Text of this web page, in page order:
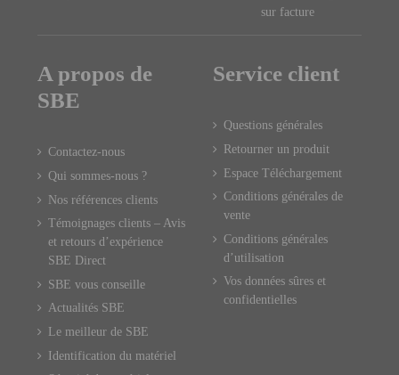
sur facture
A propos de
SBE
Contactez-nous
Qui sommes-nous ?
Nos références clients
Témoignages clients – Avis
et retours d’expérience
SBE Direct
SBE vous conseille
Actualités SBE
Le meilleur de SBE
Identification du matériel
Service client
Questions générales
Retourner un produit
Espace Téléchargement
Conditions générales de
vente
Conditions générales
d’utilisation
Vos données sûres et
confidentielles